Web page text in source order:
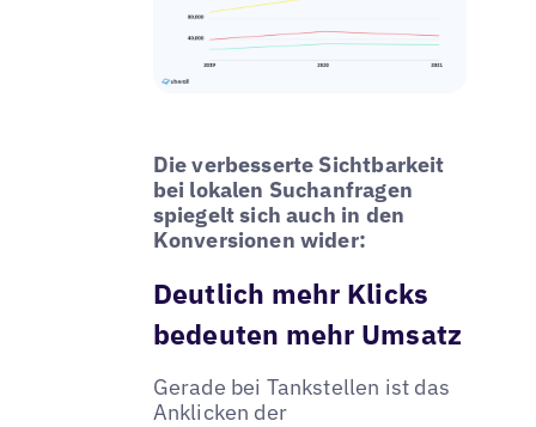
Die verbesserte Sichtbarkeit
bei lokalen Suchanfragen
spiegelt sich auch in den
Konversionen wider:
Deutlich mehr Klicks
bedeuten mehr Umsatz
Gerade bei Tankstellen ist das
Anklicken der